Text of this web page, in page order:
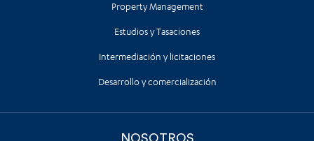
Property Management
Estudios y Tasaciones
Intermediación y licitaciones
Desarrollo y comercialización
NOSOTROS